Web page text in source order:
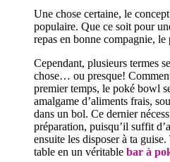
Une chose certaine, le
populaire. Que ce soit pour
repas en bonne compagnie, le
Cependant, plusieurs termes
chose… ou presque!
premier temps, le poké bowl
amalgame d’aliments frais,
dans un bol. Ce dernier
préparation, puisqu’il suffit
ensuite les disposer à ta
table en un véritable bar à